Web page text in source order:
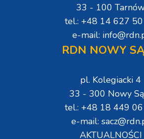
33 - 100
tel.: +48 14 627
e-mail:
RDN NOWY
pl. Kolegiacki 4
33 - 300 Nowy
tel.: +48 18 449
e-mail:
AKTUALNOŚCI